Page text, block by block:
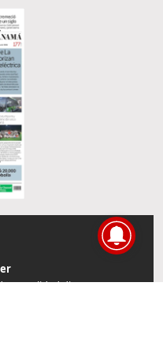
actualidad directamente en